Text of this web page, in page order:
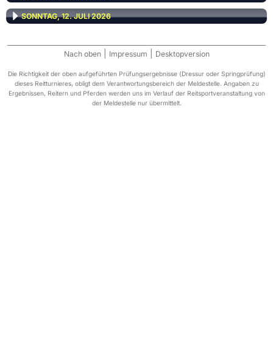
SONNTAG, 12. JULI 2026
Nach oben Impressum Desktopversion
Die Richtigkeit der oben aufgeführten Prüfungsergebnisse (Dressur oder Springprüfung)
dieses Reitturnieres, obligt dem Verantwortungsbereich der Meldestelle. Angaben zu
Ergebnissen, Reitern und Pferden werden uns im Verlauf der Reitsportveranstaltung von
der Meldestelle nur übermittelt.